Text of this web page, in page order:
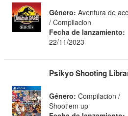
Género: Aventura de
/ Compilacion
Fecha de lanzamiento:
22/11/2023
Psikyo Shooting
Género: Compilacion /
Shoot'em up